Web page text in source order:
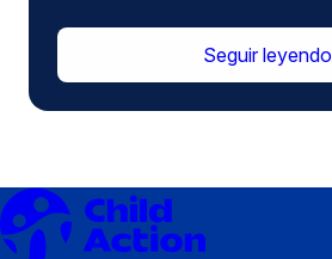
Seguir leyendo